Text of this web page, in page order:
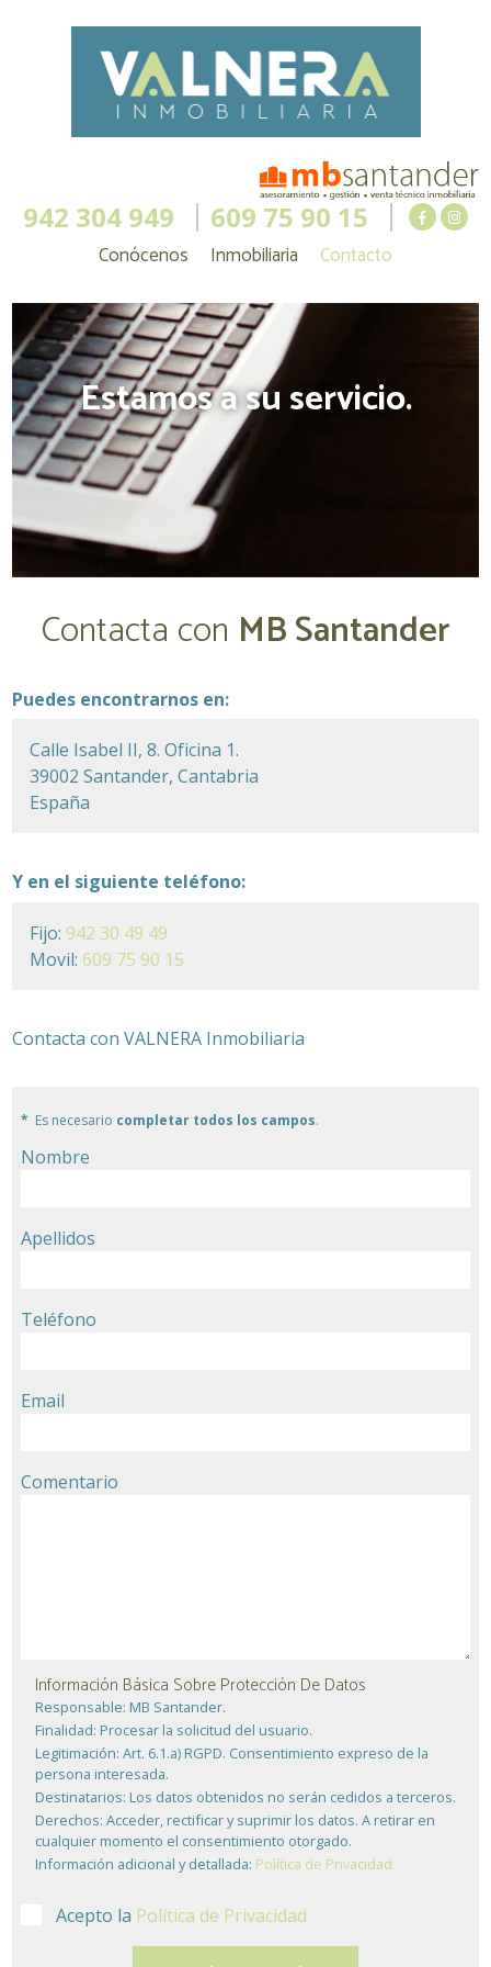
942 304 949 609 75 90 15
Conócenos Inmobiliaria Contacto
Estamos a su servicio.
Contacta con MB Santander
Puedes encontrarnos en:
Calle Isabel II, 8. Oficina 1.
39002 Santander, Cantabria
España
Y en el siguiente teléfono:
Fijo: 942 30 49 49
Movil: 609 75 90 15
Contacta con VALNERA Inmobiliaria
Es necesario completar todos los campos.
Nombre
Apellidos
Teléfono
Email
Comentario
Información Básica Sobre Protección De Datos
Responsable: MB Santander.
Finalidad: Procesar la solicitud del usuario.
Legitimación: Art. 6.1.a) RGPD. Consentimiento expreso de la
persona interesada.
Destinatarios: Los datos obtenidos no serán cedidos a terceros.
Derechos: Acceder, rectificar y suprimir los datos. A retirar en
cualquier momento el consentimiento otorgado.
Información adicional y detallada: Política de Privacidad
Acepto la Política de Privacidad